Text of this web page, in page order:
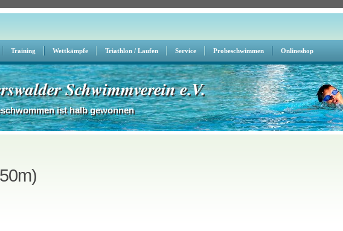
Training Wettkämpfe Triathlon / Laufen Service Probeschwimmen Onlineshop
Schwimmverein e.V.
ist halb gewonnen